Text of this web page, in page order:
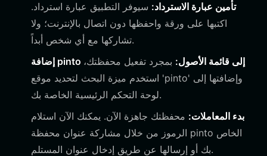
تأمين عبارة الاسترداد: سيوفر التطبيق عبارة استرداد.
اكتبها على ورقة واحفظها دون اتصال بالإنترنت؛ ولا
تشاركها مع أي شخص أبداً.
إضافة pinto إلى قائمة الأصول: بمجرد تفعيل محفظتك،
استخدم ميزة البحث لتحديد موقع 'pinto' وإضافتها إلى
لوحة التحكم الرئيسية الخاصة بك.
بدء المعاملات: محفظتك جاهزة الآن. يمكنك الآن استلام
الرموز من خلال مشاركة عنوان محفظة pinto الخاص
بك أو إرسالها عن طريق إدخال عنوان المستلم.